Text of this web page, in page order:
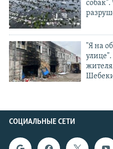
собак".
"Я на
улице".
СОЦИАЛЬНЫЕ СЕТИ